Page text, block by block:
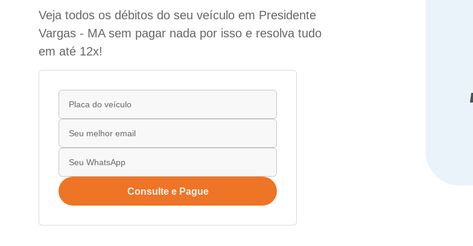
Veja todos os débitos do seu veículo em Presidente
Vargas - MA sem pagar nada por isso e resolva tudo
em até 12x!
Consulte e Pague